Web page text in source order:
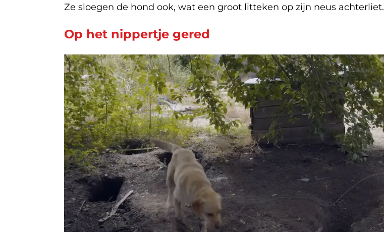
Ze sloegen de hond ook, wat een groot litteken op zijn neus achterliet.
Op het nippertje gered